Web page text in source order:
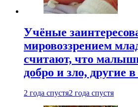
Учёные
мировоззрением
считают, что
добро и зло, другие
2 года спустя2 года спустя